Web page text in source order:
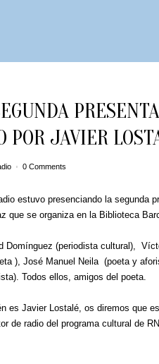
POR JAVIER
0 Comments
estuvo presenciando la segunda
que se organiza en la Biblioteca
Domínguez (periodista cultural),
), José Manuel Neila (poeta y
Todos ellos, amigos del poeta.
es Javier Lostalé, os diremos que
de radio del programa cultural de